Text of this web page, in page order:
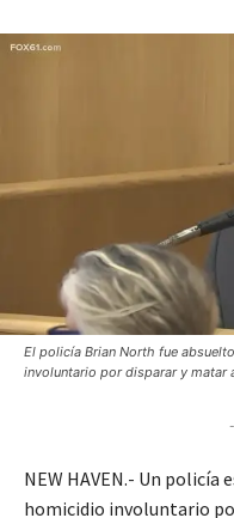
El policía Brian North fue
involuntario por disparar y matar
NEW HAVEN.- Un policía
homicidio involuntario